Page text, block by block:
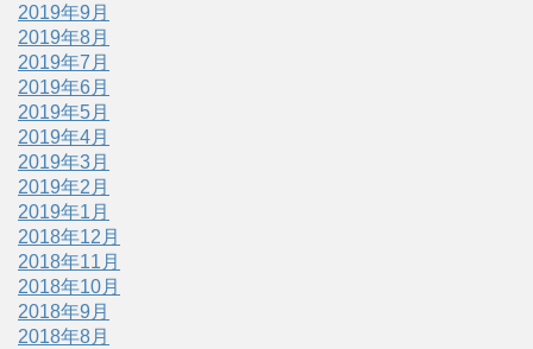
2019年9月
2019年8月
2019年7月
2019年6月
2019年5月
2019年4月
2019年3月
2019年2月
2019年1月
2018年12月
2018年11月
2018年10月
2018年9月
2018年8月